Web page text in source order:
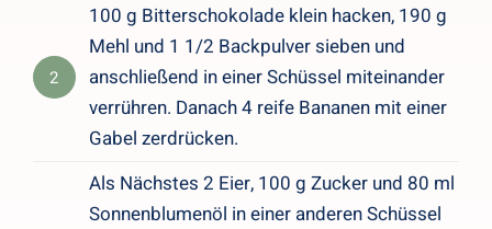
2
100 g Bitterschokolade klein hacken, 190 g
Mehl und 1 1/2 Backpulver sieben und
anschließend in einer Schüssel miteinander
verrühren. Danach 4 reife Bananen mit einer
Gabel zerdrücken.
Als Nächstes 2 Eier, 100 g Zucker und 80 ml
Sonnenblumenöl in einer anderen Schüssel